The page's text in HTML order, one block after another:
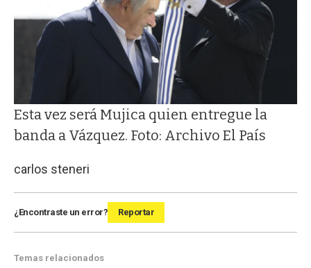
Esta vez será Mujica quien entregue la
banda a Vázquez. Foto: Archivo El País
carlos steneri
¿Encontraste un error? Reportar
Temas relacionados